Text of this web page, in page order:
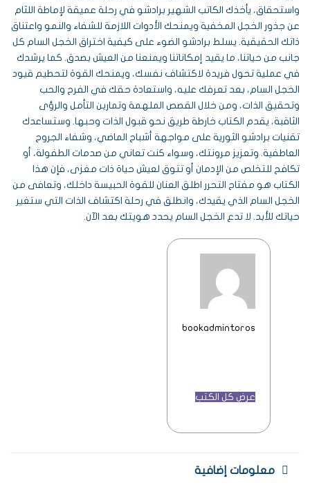
واستحقاق، يأخذك الكاتب الشهير برادشو في رحلة عميقة لإماطة اللثام
عن جذور الخجل المخفية ويمنحك الأدوات اللازمة للشفاء والنمو واعتناق
ذاتك الحقيقية. يسلط برادشو الضوء على كيفية اختراق الخجل السام كل
جانب من حياتنا، ما يقيد إمكاناتنا ويمنعنا من العيش بصدق. كما يرشدك
في عملية تحول فريدة لاكتشاف نفسك، ويمنحك القوة لتحطيم قيود
الخجل السام، بعد تعرفك عليه، واستعادة حقك في الفرح والحب
وتحقيق الذات، ومن خلال القصص الملهمة وتمارين التأمل والرؤى
الثاقبة، يقدم الكتاب خارطة طريق نحو قبول الذات وحبها. وستساعدك
تقنيات برادشو الثورية على مواجهة أشباح الماضي، وشفاء الجروح
العاطفية. وتعزيز مرونتك، وسواء كنت تعاني من صدمات الطفولة، أو
تكافح للتخلص من الإدمان أو تتوق لعيش حياة ذات مغزى، فإن هذا
الكتاب هو مفتاح التحرر اطلق العنان للقوة الحبيسة داخلك، وتعافى من
الخجل السام الذي يقيدك، وانطلق في رحلة اكتشاف الذات التي ستغير
حياتك للأبد. لا تدع الخجل السام يحدد هويتك بعد الآن.
bookadmintoros
عرض كل الكتب
معلومات إضافية